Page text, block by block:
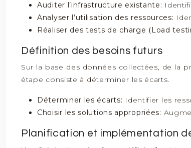
Auditer l’infrastructure existante:
Analyser l’utilisation des ressources:
Réaliser des tests de charge (Load
Définition des besoins futurs
Sur la base des données collectées, de la
étape consiste à déterminer les écarts.
Déterminer les écarts: Identifier les
Choisir les solutions appropriées:
Planification et implémentation